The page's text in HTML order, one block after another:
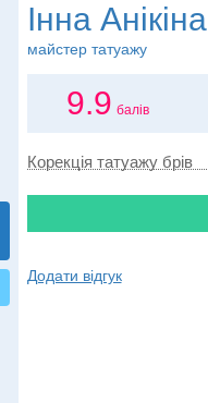
Інна Анікіна
майстер татуажу
9.9 балів
Корекція татуажу брів
Додати відгук